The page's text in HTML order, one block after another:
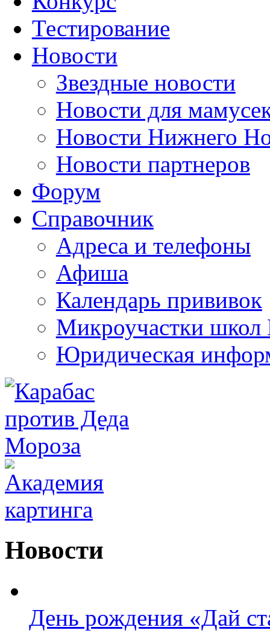
Тестирование
Новости
Звездные новости
Новости для
Новости Нижнего
Новости партнеров
Форум
Справочник
Адреса и телефоны
Афиша
Календарь прививок
Микроучастки школ
Юридическая
Новости
День рождения «Дай